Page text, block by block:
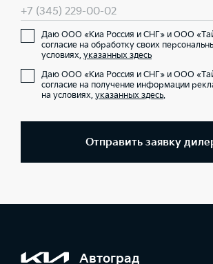
+7 (345) 229-00-02
Даю ООО «Киа Россия и СНГ» и ООО
согласие на обработку своих
условиях, указанных здесь
Даю ООО «Киа Россия и СНГ» и ООО
согласие на получение информации
на условиях, указанных здесь.
Отправить заявку
Автоград